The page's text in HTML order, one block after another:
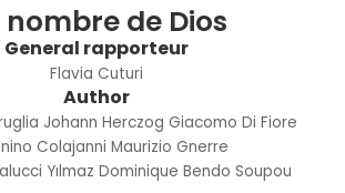
nombre de Dios
General rapporteur
Flavia Cuturi
Author
Johann Herczog Giacomo Di Fiore
Colajanni Maurizio Gnerre
Yılmaz Dominique Bendo Soupou